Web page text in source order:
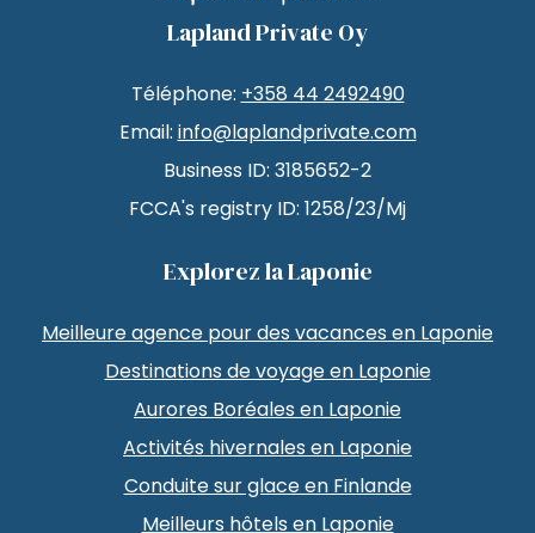
Lapland Private Oy
Téléphone: +358 44 2492490
Email: info@laplandprivate.com
Business ID: 3185652-2
FCCA's registry ID: 1258/23/Mj
Explorez la Laponie
Meilleure agence pour des vacances en Laponie
Destinations de voyage en Laponie
Aurores Boréales en Laponie
Activités hivernales en Laponie
Conduite sur glace en Finlande
Meilleurs hôtels en Laponie